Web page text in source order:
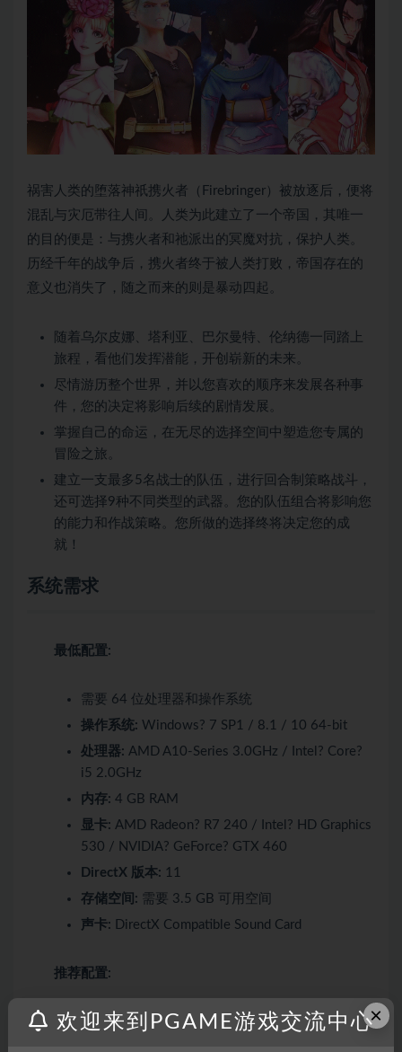
祸害人类的堕落神祇携火者（Firebringer）被放逐后，便将
混乱与灾厄带往人间。人类为此建立了一个帝国，其唯一
的目的便是：与携火者和祂派出的冥魔对抗，保护人类。
历经千年的战争后，携火者终于被人类打败，帝国存在的
意义也消失了，随之而来的则是暴动四起。
随着乌尔皮娜、塔利亚、巴尔曼特、伦纳德一同踏上
旅程，看他们发挥潜能，开创崭新的未来。
尽情游历整个世界，并以您喜欢的顺序来发展各种事
件，您的决定将影响后续的剧情发展。
掌握自己的命运，在无尽的选择空间中塑造您专属的
冒险之旅。
建立一支最多5名战士的队伍，进行回合制策略战斗，
还可选择9种不同类型的武器。您的队伍组合将影响您
的能力和作战策略。您所做的选择终将决定您的成
就！
系统需求
最低配置:
需要 64 位处理器和操作系统
操作系统: Windows? 7 SP1 / 8.1 / 10 64-bit
处理器: AMD A10-Series 3.0GHz / Intel? Core?
i5 2.0GHz
内存: 4 GB RAM
显卡: AMD Radeon? R7 240 / Intel? HD Graphics
530 / NVIDIA? GeForce? GTX 460
DirectX 版本: 11
存储空间: 需要 3.5 GB 可用空间
声卡: DirectX Compatible Sound Card
推荐配置:
需要 64 位处理器和操作系统
×
欢迎来到PGAME游戏交流中心